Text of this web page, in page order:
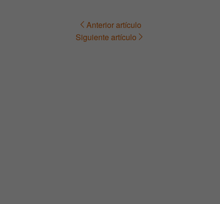
Navegación Anterior artículo
Siguiente artículo